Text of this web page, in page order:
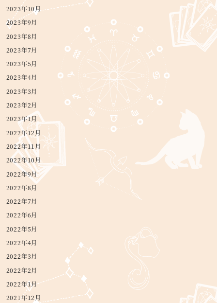
2023年10月
2023年9月
2023年8月
2023年7月
2023年5月
2023年4月
2023年3月
2023年2月
2023年1月
2022年12月
2022年11月
2022年10月
2022年9月
2022年8月
2022年7月
2022年6月
2022年5月
2022年4月
2022年3月
2022年2月
2022年1月
2021年12月